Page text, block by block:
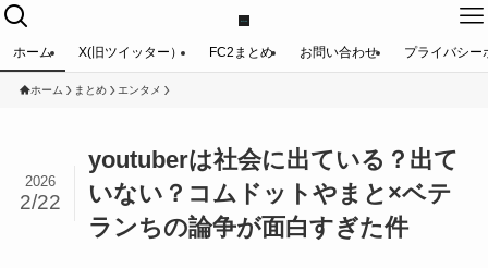
ホーム X(旧ツイッター） FC2まとめ お問い合わせ プライバシー
ホーム まとめ エンタメ
youtuberは社会に出ている？出て
いない？コムドットやまと×ベテ
ランちの論争が面白すぎた件
2026
2/22